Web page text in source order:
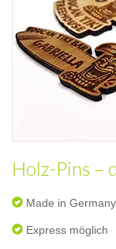
Holz-Pins –
Made in
Express möglich